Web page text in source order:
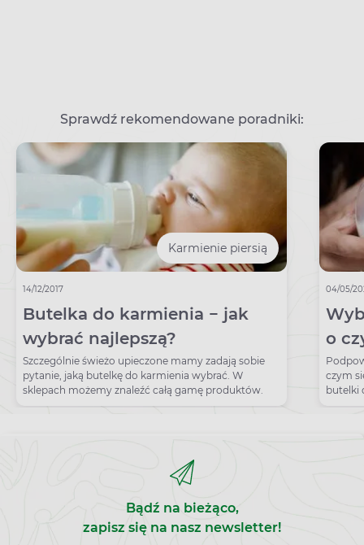
Sprawdź rekomendowane poradniki:
Karmienie piersią
14/12/2017
Butelka do karmienia − jak
wybrać najlepszą?
Szczególnie świeżo upieczone mamy zadają sobie
pytanie, jaką butelkę do karmienia wybrać. W
sklepach możemy znaleźć całą gamę produktów.
04/05/
o
czym
butelki
Bądź na bieżąco,
zapisz się na nasz newsletter!